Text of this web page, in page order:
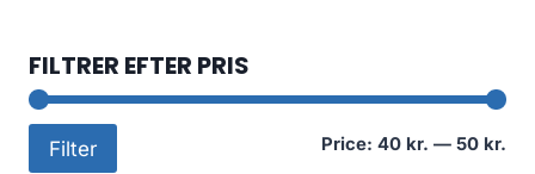
FILTRER EFTER PRIS
Filter Price: 40 kr. — 50 kr.